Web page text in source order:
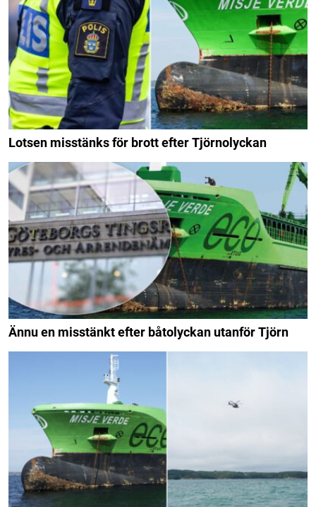
Lotsen misstänks för brott efter Tjörnolyckan
Ännu en misstänkt efter båtolyckan utanför Tjörn